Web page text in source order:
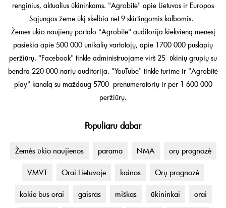
renginius, aktualius ūkininkams. "Agrobitė" apie Lietuvos ir Europos
Sąjungos žemė ūkį skelbia net 9 skirtingomis kalbomis.
Žemės ūkio naujienų portalo "Agrobitė" auditorija kiekvieną mėnesį
pasiekia apie 500 000 unikalių vartotojų, apie 1700 000 puslapių
peržiūrų. "Facebook" tinkle administruojame virš 25 ūkinių grupių su
bendra 220 000 narių auditorija. "YouTube" tinkle turime ir "Agrobitė
play" kanalą su maždaug 5700 prenumeratorių ir per 1 600 000
peržiūrų.
Populiaru dabar
Žemės ūkio naujienos parama NMA orų prognozė
VMVT Orai Lietuvoje kainos Orų prognozė
kokie bus orai gaisras miškas ūkininkai orai